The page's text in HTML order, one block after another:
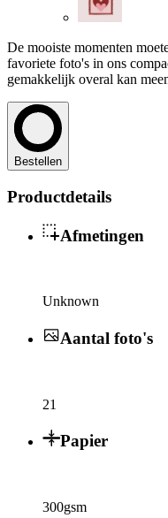
De mooiste momenten
favoriete foto's in ons
gemakkelijk overal kan
Bestellen
Productdetails
Afmetingen
Unknown
Aantal foto's
21
Papier
300gsm